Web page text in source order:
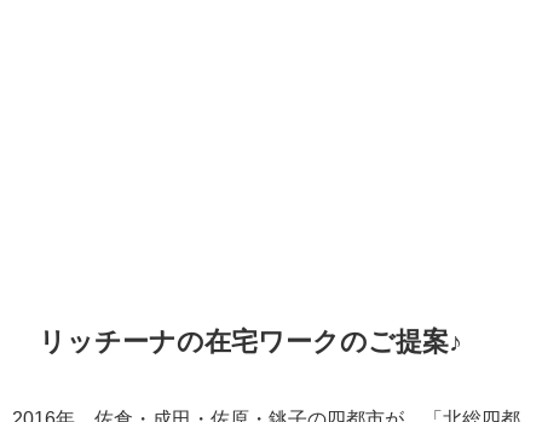
リッチーナの在宅ワークのご提案♪